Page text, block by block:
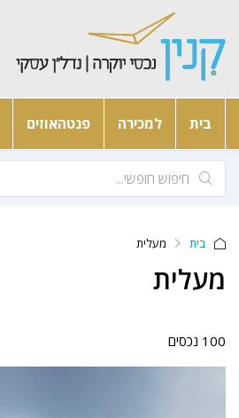
בית למכירה פנטהאוזים
בית מעלית
מעלית
100 נכסים